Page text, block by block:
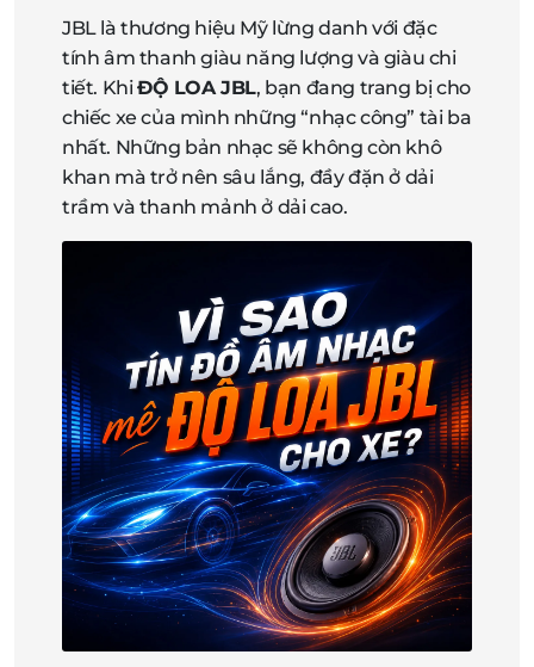
JBL là thương hiệu Mỹ lừng danh với đặc
tính âm thanh giàu năng lượng và giàu chi
tiết. KhiĐỘ LOA JBL, bạn đang trang bị cho
chiếc xe của mình những “nhạc công” tài ba
nhất. Những bản nhạc sẽ không còn khô
khan mà trở nên sâu lắng, đầy đặn ở dải
trầm và thanh mảnh ở dải cao.